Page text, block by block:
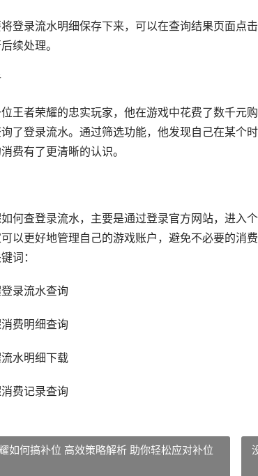
登录流水明细保存下来，可以在查询结果页面点
续处理。
王者荣耀的忠实玩家，他在游戏中花费了数千元
了登录流水。通过筛选功能，他发现自己在某个
费有了更清晰的认识。
何查登录流水，主要是通过登录官方网站，进入
以更好地管理自己的游戏账户，避免不必要的消
词：
录流水查询
费明细查询
水明细下载
费记录查询
如何搞补位 高效策略解析 助你轻松应对补位